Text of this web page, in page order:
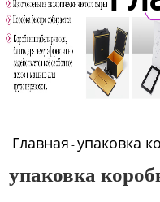
Главная -упаковка
упаковка